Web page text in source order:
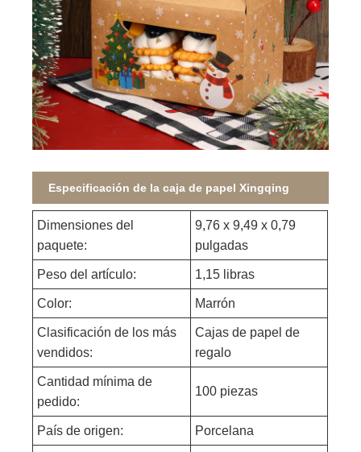
Especificación de la caja de papel Xingqing
Dimensiones del
paquete:
9,76 x 9,49 x 0,79
pulgadas
Peso del artículo: 1,15 libras
Color: Marrón
Clasificación de los más
vendidos:
Cajas de papel de
regalo
Cantidad mínima de
pedido:
100 piezas
País de origen: Porcelana